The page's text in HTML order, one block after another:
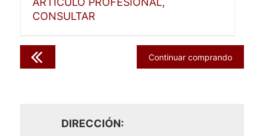
CONSULTAR
Continuar comprando
DIRECCIÓN: